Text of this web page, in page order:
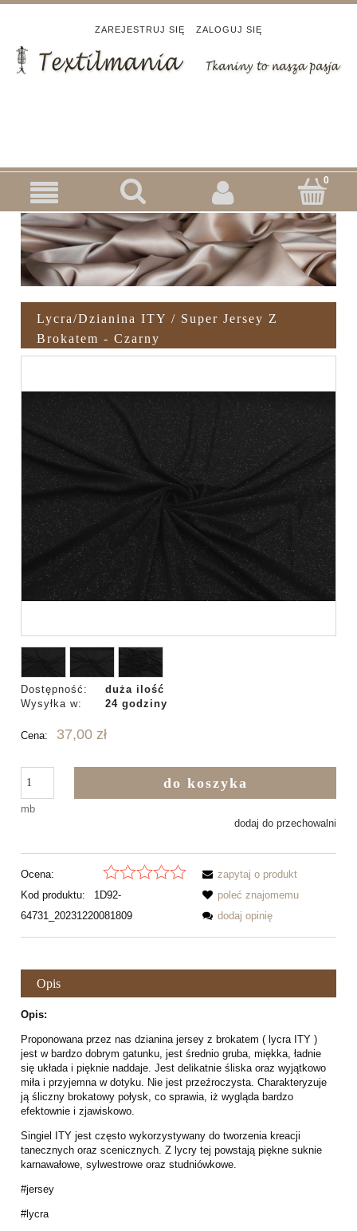
ZAREJESTRUJ SIĘ ZALOGUJ SIĘ
Lycra/dzianina ITY / Super Jersey Z
Brokatem - Czarny
Dostępność:
duża ilość
Wysyłka w:
24 godziny
Cena: 37,00 zł
mb
do koszyka
dodaj do przechowalni
Ocena:
Kod produktu:
1D92-
64731_20231220081809
zapytaj o produkt
poleć znajomemu
dodaj opinię
Opis
Opis:
Proponowana przez nas dzianina jersey z brokatem ( lycra ITY )
jest w bardzo dobrym gatunku, jest średnio gruba, miękka, ładnie
się układa i pięknie naddaje. Jest delikatnie śliska oraz wyjątkowo
miła i przyjemna w dotyku. Nie jest przeźroczysta. Charakteryzuje
ją śliczny brokatowy połysk, co sprawia, iż wygląda bardzo
efektownie i zjawiskowo.
Singiel ITY jest często wykorzystywany do tworzenia kreacji
tanecznych oraz scenicznych. Z lycry tej powstają piękne suknie
karnawałowe, sylwestrowe oraz studniówkowe.
#jersey
#lycra